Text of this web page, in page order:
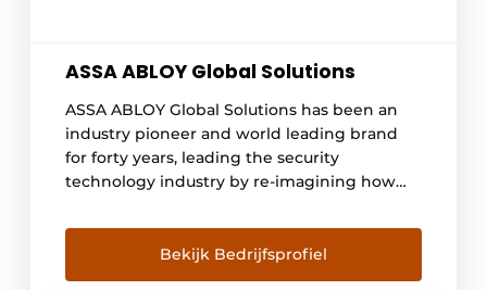
ASSA ABLOY Global Solutions
ASSA ABLOY Global Solutions has been an
industry pioneer and world leading brand
for forty years, leading the security
technology industry by re-imagining how
that world is a hotel, cruise ship, student
accommodation or elderly care facility, the
company’s proven expertise in customer
Bekijk Bedrijfsprofiel